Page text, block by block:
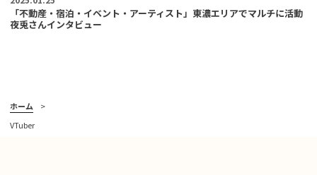
「不動産・宿泊・イベント・アーティスト」東濃エリアでマルチに活動
夜兎さんインタビュー
ホーム
VTuber